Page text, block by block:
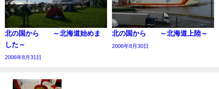
北の国から ～北海道始めま
した～
2006年8月31日
北の国から ～北海道上陸～
2006年8月30日